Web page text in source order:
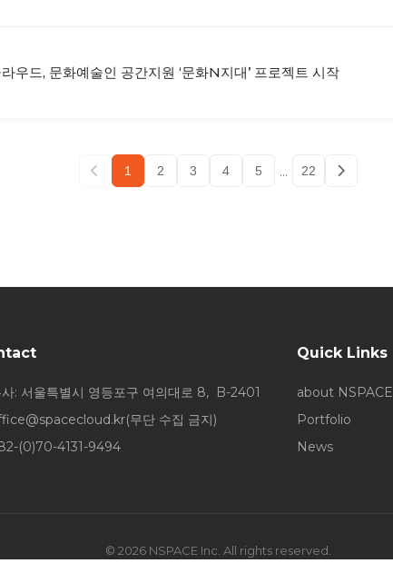
우드, 문화예술인 공간지원 ‘문화N지대’ 프로젝트 시작
1 2 3 4 5 ... 22
사: 서울특별시 영등포구 여의대로 8, B-2401
(무단 수집 금지)
(0)70-4131-9494
Quick Links
about NSPACE
Portfolio
News
© 2026 NSPACE Inc. All rights reserved.